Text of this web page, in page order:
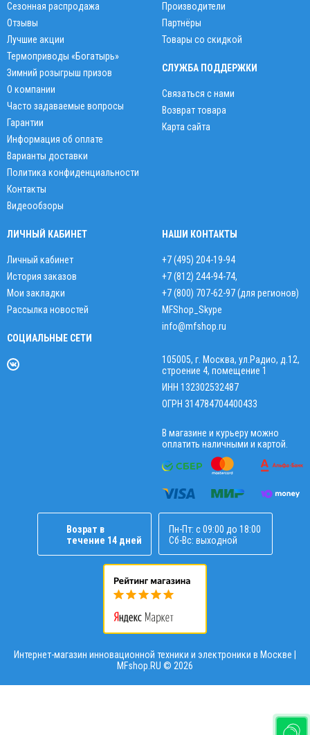
Сезонная распродажа
Отзывы
Лучшие акции
Термоприводы «Богатырь»
Зимний розыгрыш призов
О компании
Часто задаваемые вопросы
Гарантии
Информация об оплате
Варианты доставки
Политика конфиденциальности
Контакты
Видеообзоры
Производители
Партнёры
Товары со скидкой
СЛУЖБА ПОДДЕРЖКИ
Связаться с нами
Возврат товара
Карта сайта
ЛИЧНЫЙ КАБИНЕТ
Личный кабинет
История заказов
Мои закладки
Рассылка новостей
СОЦИАЛЬНЫЕ СЕТИ
НАШИ КОНТАКТЫ
+7 (495) 204-19-94
+7 (812) 244-94-74,
+7 (800) 707-62-97 (для регионов)
MFShop_Skype
info@mfshop.ru
105005, г. Москва, ул.Радио, д.12,
строение 4, помещение 1
ИНН 132302532487
ОГРН 314784704400433
В магазине и курьеру можно
оплатить наличными и картой.
Возрат в
течение 14 дней
Пн-Пт: с 09:00 до 18:00
Сб-Вс: выходной
Интернет-магазин инновационной техники и электроники в Москве |
MFshop.RU © 2026